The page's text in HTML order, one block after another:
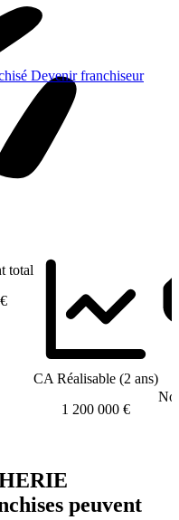
Devenir franchiseur
total
CA Réalisable (2 ans)
1 200 000 €
peuvent